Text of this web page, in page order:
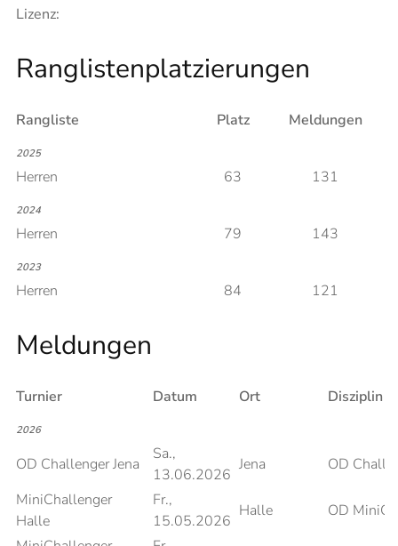
Lizenz:
Ranglistenplatzierungen
Rangliste Platz Meldungen
2025
Herren 63 131
2024
Herren 79 143
2023
Herren 84 121
Meldungen
Turnier Datum Ort Disziplin
2026
OD Challenger Jena
Sa.,
13.06.2026
Jena
OD
MiniChallenger
Halle
Fr.,
15.05.2026
Halle
OD